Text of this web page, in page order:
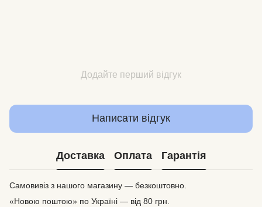
Додайте перший відгук
Написати відгук
Доставка Оплата Гарантія
Самовивіз з нашого магазину — безкоштовно.
«Новою поштою» по Україні — від 80 грн.